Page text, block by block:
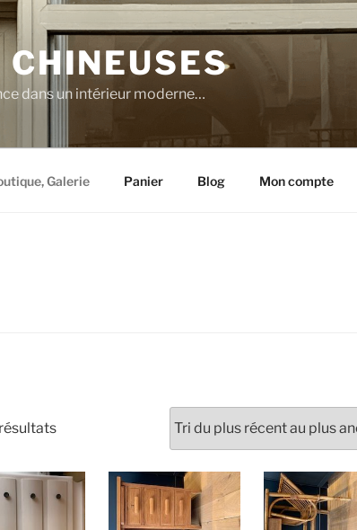
dans un intérieur moderne…
Galerie Panier Blog Mon compte
Trié
plus
récent